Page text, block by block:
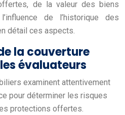
de la valeur des biens
de l’historique des
détail ces aspects.
la couverture
évaluateurs
examinent attentivement
pour déterminer les risques
protections offertes.